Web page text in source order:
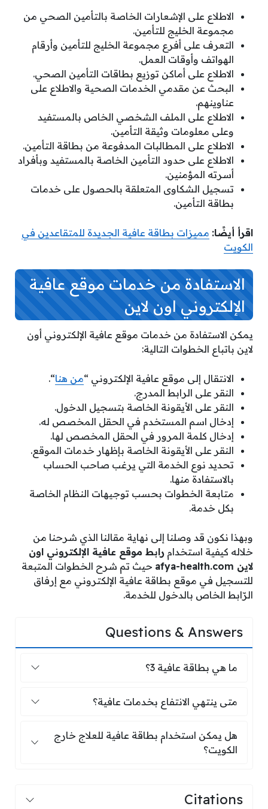
الاطلاع على الإشعارات الخاصة بالتأمين الصحي من
مجموعة الخليج للتأمين.
التعرف على أفرع مجموعة الخليج للتأمين وأرقام
الهواتف وأوقات العمل.
الاطلاع على أماكن توزيع بطاقات التأمين الصحي.
البحث عن مقدمي الخدمات الصحية والاطلاع على
عناوينهم.
الاطلاع على الملف الشخصي الخاص بالمستفيد
وعلى معلومات وثيقة التأمين.
الاطلاع على المطالبات المدفوعة من بطاقة التأمين.
الاطلاع على حدود التأمين الخاصة بالمستفيد وبأفراد
أسرته المؤمنين.
تسجيل الشكاوى المتعلقة بالحصول على خدمات
بطاقة التأمين.
اقرأ أيضًا: مميزات بطاقة عافية الجديدة للمتقاعدين في
الكويت
الاستفادة من خدمات موقع عافية
الإلكتروني اون لاين
يمكن الاستفادة من خدمات موقع عافية الإلكتروني أون
لاين باتباع الخطوات التالية:
الانتقال إلى موقع عافية الإلكتروني “من هنا“.
النقر على الرابط المدرج.
النقر على الأيقونة الخاصة بتسجيل الدخول.
إدخال اسم المستخدم في الحقل المخصص له.
إدخال كلمة المرور في الحقل المخصص لها.
النقر على الأيقونة الخاصة بإظهار خدمات الموقع.
تحديد نوع الخدمة التي يرغب صاحب الحساب
بالاستفادة منها.
متابعة الخطوات بحسب توجيهات النظام الخاصة
بكل خدمة.
وبهذا نكون قد وصلنا إلى نهاية مقالنا الذي شرحنا من
خلاله كيفية استخدام رابط موقع عافية الإلكتروني اون
لاين afya-health.com
حيث تم شرح الخطوات المتبعة
للتسجيل في موقع بطاقة عافية الإلكتروني مع إرفاق
الرّابط الخاص بالدخول للخدمة.
Questions & Answers
ما هي بطاقة عافية 3؟
ما هي بطاقة عافية 3؟
متى ينتهي الانتفاع بخدمات عافية؟
متى ينتهي الانتفاع بخدمات عافية؟
هل يمكن استخدام بطاقة عافية للعلاج
هل يمكن استخدام بطاقة عافية للعلاج خارج
الكويت؟
Citations